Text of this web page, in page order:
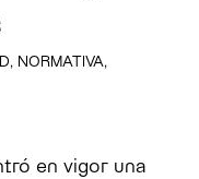
, NORMATIVA,
en vigor una